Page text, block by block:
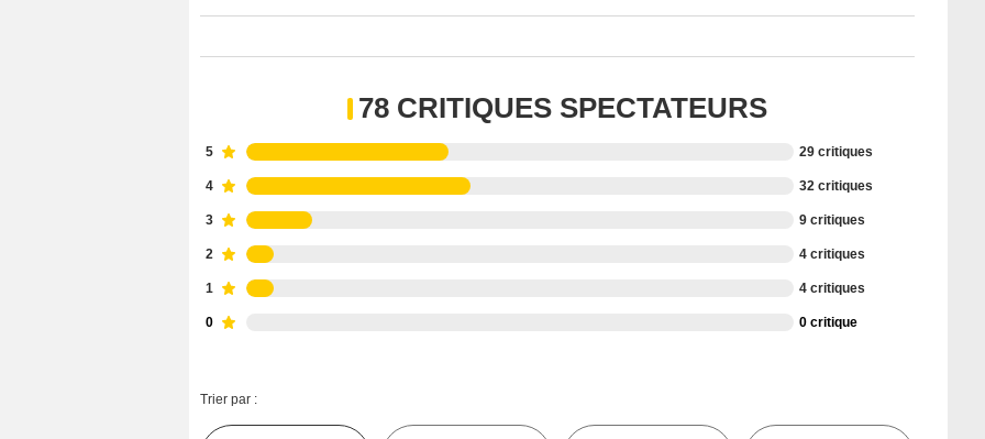
78 CRITIQUES SPECTATEURS
5 29 critiques
4 32 critiques
3 9 critiques
2 4 critiques
1 4 critiques
0 0 critique
Trier par :